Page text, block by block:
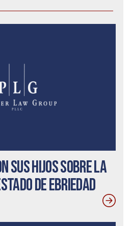
sus hijos sobre la
de ebriedad